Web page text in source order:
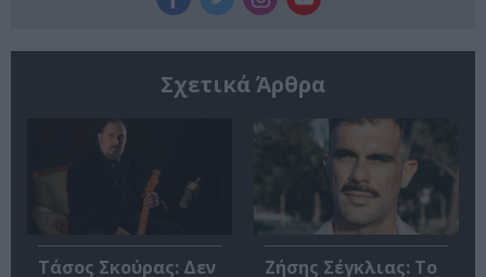
Σχετικά Άρθρα
Τάσος Σκούρας: Δεν
Ζήσης Σέγκλιας: Το